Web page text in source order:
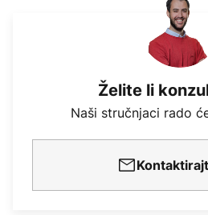
Želite li
Naši stručnjaci rado